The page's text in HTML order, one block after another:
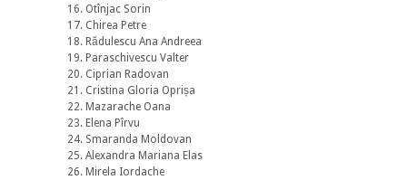
16. Otînjac Sorin
17. Chirea Petre
18. Rădulescu Ana Andreea
19. Paraschivescu Valter
20. Ciprian Radovan
21. Cristina Gloria Oprișa
22. Mazarache Oana
23. Elena Pîrvu
24. Smaranda Moldovan
25. Alexandra Mariana Elas
26. Mirela Iordache